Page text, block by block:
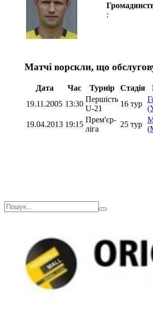
:
Матчі ворскли, що
Дата Час Турнір Стадія
19.11.2005 13:30
Першість
U-21
16 тур
19.04.2013 19:15
Прем'єр-
ліга
25 тур